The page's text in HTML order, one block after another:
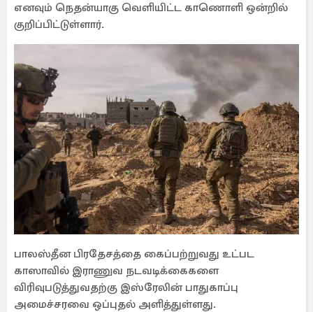
எனவும் நெதன்யாகு வெளியிட்ட காணொளி ஒன்றில்
குறிப்பிட்டுள்ளார்.
பாலஸ்தீன பிரதேசத்தை கைப்பற்றுவது உட்பட
காஸாவில் இராணுவ நடவடிக்கைகளை
விரிவுபடுத்துவதற்கு இஸ்ரேலின் பாதுகாப்பு
அமைச்சரவை ஒப்புதல் அளித்துள்ளது.